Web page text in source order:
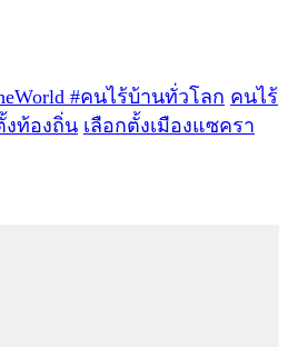
#คนไร้บ้านทั่วโลก คนไร้
งท้องถิ่น เลือกตั้งเมืองแซครา